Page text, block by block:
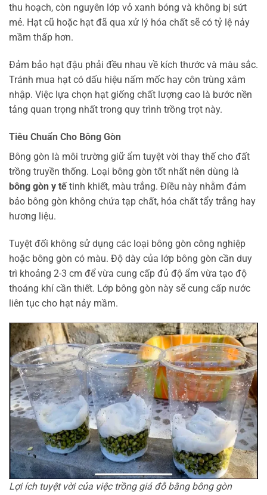
thu hoạch, còn nguyên lớp vỏ xanh bóng và không bị sứt
mẻ. Hạt cũ hoặc hạt đã qua xử lý hóa chất sẽ có tỷ lệ nảy
mầm thấp hơn.
Đảm bảo hạt đậu phải đều nhau về kích thước và màu sắc.
Tránh mua hạt có dấu hiệu nấm mốc hay côn trùng xâm
nhập. Việc lựa chọn hạt giống chất lượng cao là bước nền
tảng quan trọng nhất trong quy trình trồng trọt này.
Tiêu Chuẩn Cho Bông Gòn
Bông gòn là môi trường giữ ẩm tuyệt vời thay thế cho đất
trồng truyền thống. Loại bông gòn tốt nhất nên dùng là
bông gòn y tếtinh khiết, màu trắng. Điều này nhằm đảm
bảo bông gòn không chứa tạp chất, hóa chất tẩy trắng hay
hương liệu.
Tuyệt đối không sử dụng các loại bông gòn công nghiệp
hoặc bông gòn có màu. Độ dày của lớp bông gòn cần duy
trì khoảng 2-3 cm để vừa cung cấp đủ độ ẩm vừa tạo độ
thoáng khí cần thiết. Lớp bông gòn này sẽ cung cấp nước
liên tục cho hạt nảy mầm.
Lợi ích tuyệt vời của việc trồng giá đỗ bằng bông gòn